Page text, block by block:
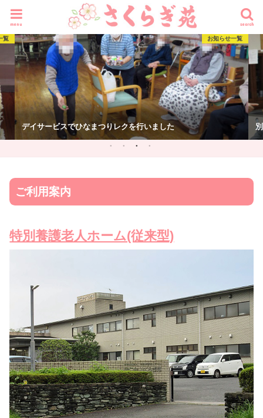
search
menu
覧 お知らせ一覧
別館に赤鬼青鬼が現れました
ご利用案内
特別養護老人ホーム(従来型)